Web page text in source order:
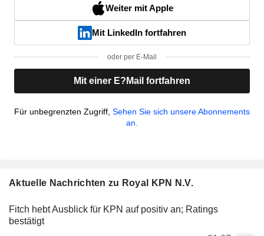
Weiter mit Apple
Mit LinkedIn fortfahren
oder per E-Mail
Mit einer E?Mail fortfahren
Für unbegrenzten Zugriff, Sehen Sie sich unsere Abonnements
an.
Aktuelle Nachrichten zu Royal KPN N.V.
Fitch hebt Ausblick für KPN auf positiv an; Ratings
bestätigt